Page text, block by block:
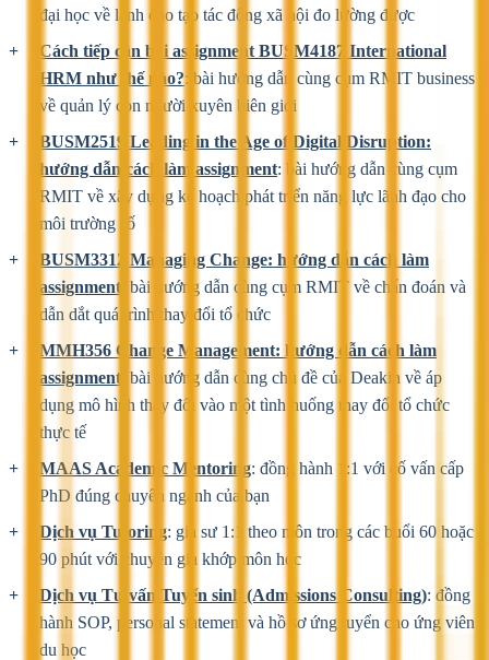
đại học về lãnh đạo tạo tác động xã hội đo lường được
Cách tiếp cận bài assignment BUSM4187 International
HRM như thế nào?: bài hướng dẫn cùng cụm RMIT business
về quản lý con người xuyên biên giới
BUSM2519 Leading in the Age of Digital Disruption:
hướng dẫn cách làm assignment: bài hướng dẫn cùng cụm
RMIT về xây dựng kế hoạch phát triển năng lực lãnh đạo cho
môi trường số
BUSM3312 Managing Change: hướng dẫn cách làm
assignment : bài hướng dẫn cùng cụm RMIT về chẩn đoán và
dẫn dắt quá trình thay đổi tổ chức
MMH356 Change Management: hướng dẫn cách làm
assignment : bài hướng dẫn cùng chủ đề của Deakin về áp
dụng mô hình thay đổi vào một tình huống thay đổi tổ chức
thực tế
MAAS Academic Mentoring: đồng hành 1:1 với cố vấn cấp
PhD đúng chuyên ngành của bạn
Dịch vụ Tutoring: gia sư 1:1 theo môn trong các buổi 60 hoặc
90 phút với chuyên gia khớp môn học
Dịch vụ Tư vấn Tuyển sinh (Admissions Consulting): đồng
hành SOP, personal statement và hồ sơ ứng tuyển cho ứng viên
du học